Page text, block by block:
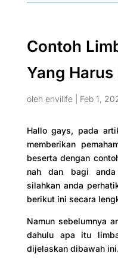
Contoh
Yang
oleh envilife| Feb 1,
Hallo gays, pada
memberikan
beserta dengan
nah dan bagi anda
silahkan anda
berikut ini secara
Namun sebelumnya
dahulu apa itu
dijelaskan dibawah ini.